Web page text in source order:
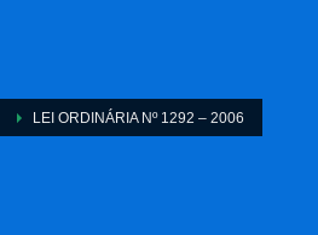
LEI ORDINÁRIA Nº 1292 – 2006